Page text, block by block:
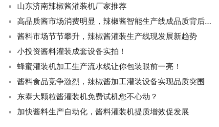
山东济南辣椒酱灌装机厂家推荐
高品质酱市场消费明显，辣椒酱智能生产线成品质背后驱动力！
酱料市场节节攀升，辣椒酱灌装生产线现发展新趋势
小投资酱料灌装成套设备实拍！
蜂蜜灌装机加工生产流水线让你包装眼前一亮！
酱料食品竞争激烈，辣椒酱加工灌装设备实现品质突围
东泰大颗粒酱灌装机免费试机您不心动？
加快酱料生产自动化，酱料灌装机提质增效促发展